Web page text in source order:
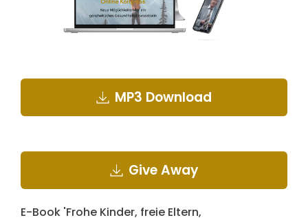
MP3 Download
Give Away
E-Book 'Frohe Kinder, freie Eltern,